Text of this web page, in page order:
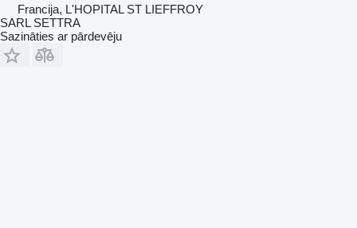
Francija, L'HOPITAL ST LIEFFROY
SARL SETTRA
Sazināties ar pārdevēju